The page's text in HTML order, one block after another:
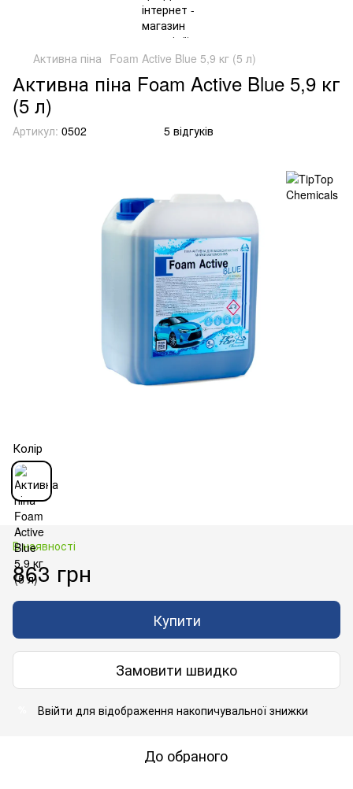
Активна піна Foam Active Blue 5,9 кг (5 л)
Активна піна Foam Active Blue 5,9 кг
(5 л)
Артикул: 0502 5 відгуків
Колір
В наявності
863 грн
Купити
Замовити швидко
Ввійти для відображення накопичувальної знижки
До обраного